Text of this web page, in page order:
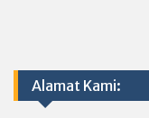
Alamat Kami: